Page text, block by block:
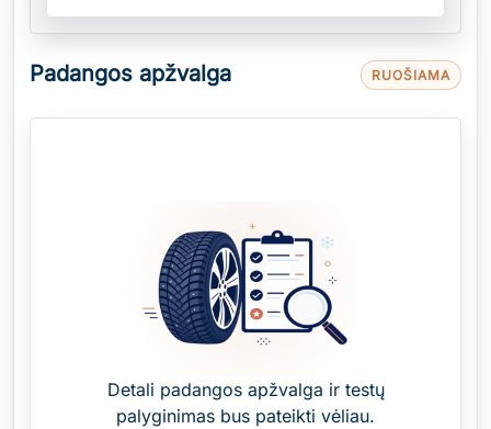
Padangos apžvalga RUOŠIAMA
Detali padangos apžvalga ir testų
palyginimas bus pateikti vėliau.